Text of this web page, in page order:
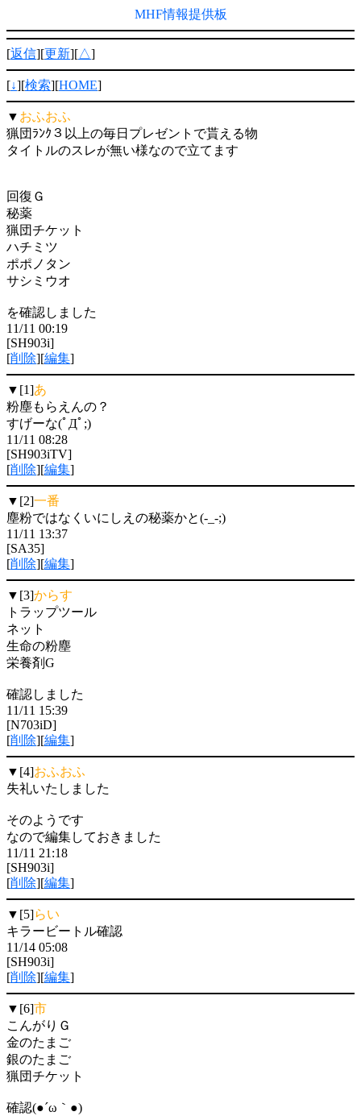
MHF情報提供板
[返信][更新][△]
[↓][検索][HOME]
▼ おふおふ
猟団ﾗﾝｸ３以上の毎日プレゼントで貰える物
タイトルのスレが無い様なので立てます
回復Ｇ
秘薬
猟団チケット
ハチミツ
ポポノタン
サシミウオ
を確認しました
11/11 00:19
[SH903i]
[削除][編集]
▼[1]あ
粉塵もらえんの？
すげーな(ﾟДﾟ;)
11/11 08:28
[SH903iTV]
[削除][編集]
▼[2]一番
塵粉ではなくいにしえの秘薬かと(-_-;)
11/11 13:37
[SA35]
[削除][編集]
▼[3]からす
トラップツール
ネット
生命の粉塵
栄養剤G
確認しました
11/11 15:39
[N703iD]
[削除][編集]
▼[4]おふおふ
失礼いたしました
そのようです
なので編集しておきました
11/11 21:18
[SH903i]
[削除][編集]
▼[5]らい
キラービートル確認
11/14 05:08
[SH903i]
[削除][編集]
▼[6]市
こんがりＧ
金のたまご
銀のたまご
猟団チケット
確認(●´ω｀●)